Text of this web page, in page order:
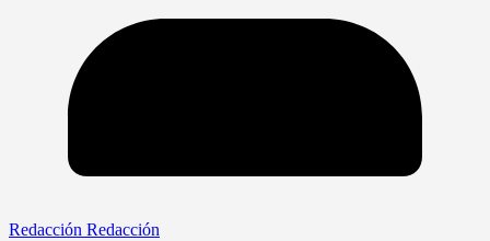
Redacción Redacción